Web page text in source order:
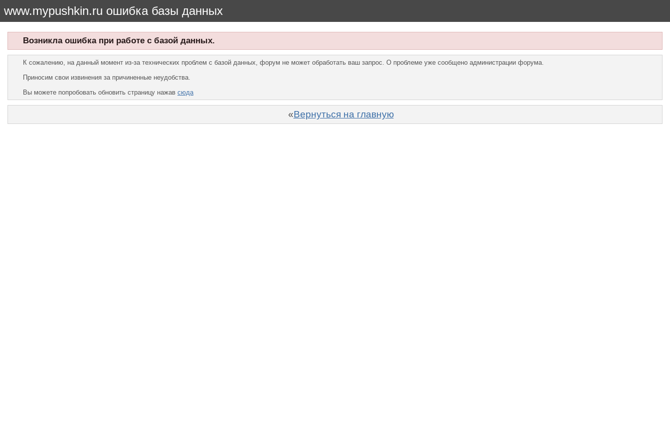
www.mypushkin.ru ошибка базы данных
Возникла ошибка при работе с базой данных.
К сожалению, на данный момент из-за технических проблем с базой данных, форум не может обработать ваш запрос. О проблеме уже сообщено администрации форума.
Приносим свои извинения за причиненные неудобства.
Вы можете попробовать обновить страницу нажав сюда
«Вернуться на главную